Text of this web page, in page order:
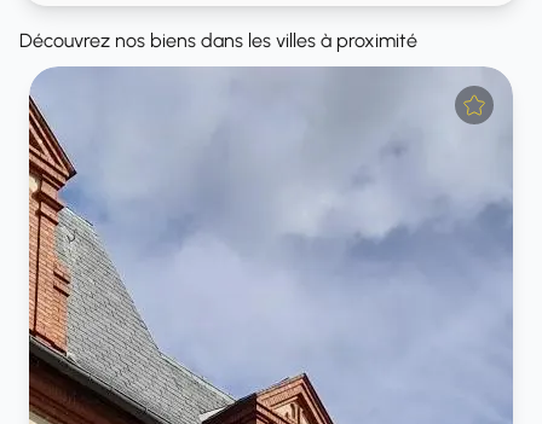
Découvrez nos biens dans les villes à proximité